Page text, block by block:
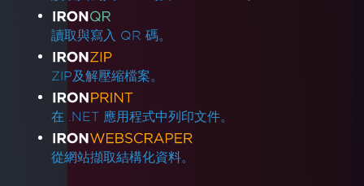
讀取與寫入 QR 碼。
ZIP及解壓縮檔案。
在 .NET 應用程式中列印文件。
從網站擷取結構化資料。